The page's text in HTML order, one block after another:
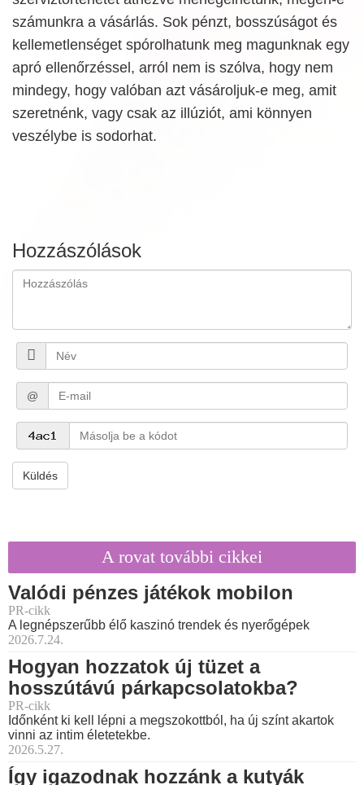
számunkra a vásárlás. Sok pénzt, bosszúságot és
kellemetlenséget spórolhatunk meg magunknak egy
apró ellenőrzéssel, arról nem is szólva, hogy nem
mindegy, hogy valóban azt vásároljuk-e meg, amit
szeretnénk, vagy csak az illúziót, ami könnyen
veszélybe is sodorhat.
Hozzászólások
@
Küldés
A rovat további cikkei
Valódi pénzes játékok mobilon
PR-cikk
A legnépszerűbb élő kaszinó trendek és nyerőgépek
2026.7.24.
Hogyan hozzatok új tüzet a
hosszútávú párkapcsolatokba?
PR-cikk
Időnként ki kell lépni a megszokottból, ha új színt akartok
vinni az intim életetekbe.
2026.5.27.
Így igazodnak hozzánk a kutyák